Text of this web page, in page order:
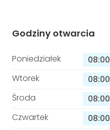
Godziny otwarcia
Poniedziałek 08:00
Wtorek
08:00
Środa
08:00
Czwartek
08:00